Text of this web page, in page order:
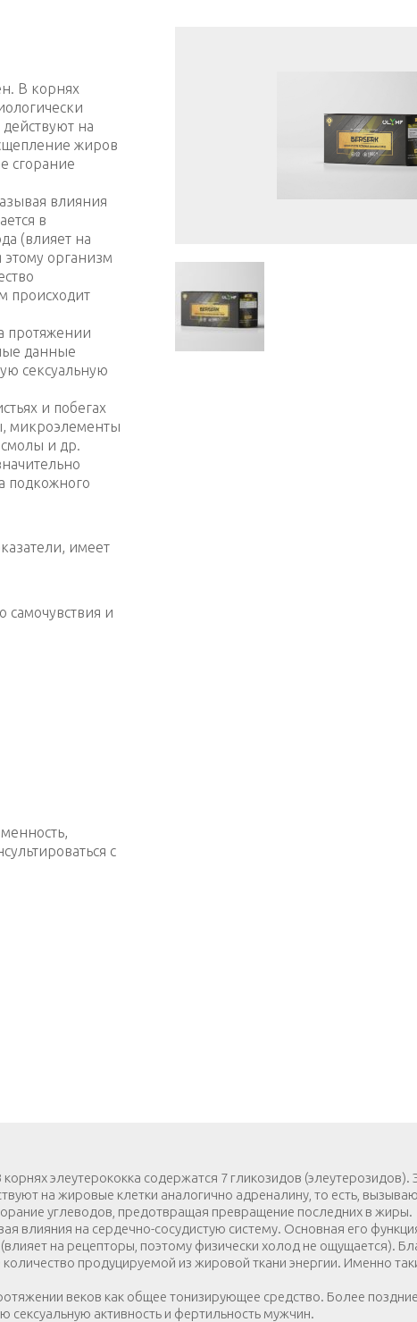
В корнях
на
жиров
сгорание
влияния
в
(влияет на
организм
происходит
протяжении
данные
сексуальную
и побегах
микроэлементы
и др.
подкожного
имеет
и
с
элеутерококка содержатся 7 гликозидов (элеутерозидов).
на жировые клетки аналогично адреналину, то есть,
углеводов, предотвращая превращение последних в жиры.
влияния на сердечно-сосудистую систему. Основная его
на рецепторы, поэтому физически холод не ощущается).
продуцируемой из жировой ткани энергии. Именно
веков как общее тонизирующее средство. Более
активность и фертильность мужчин.